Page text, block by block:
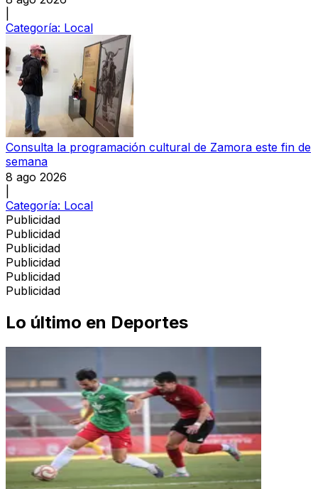
Categoría: Local
Consulta la programación cultural de Zamora este fin de
semana
8 ago 2026
Categoría: Local
Publicidad
Publicidad
Publicidad
Publicidad
Publicidad
Publicidad
Lo último en Deportes